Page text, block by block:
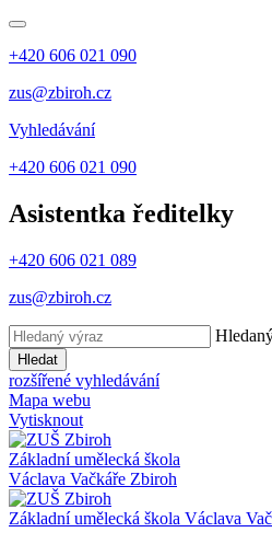
+420 606 021 090
zus@zbiroh.cz
Vyhledávání
+420 606 021 090
Asistentka ředitelky
+420 606 021 089
zus@zbiroh.cz
Hledat
rozšířené vyhledávání
Mapa webu
Vytisknout
Základní umělecká škola
Václava Vačkáře Zbiroh
Základní umělecká škola Václava